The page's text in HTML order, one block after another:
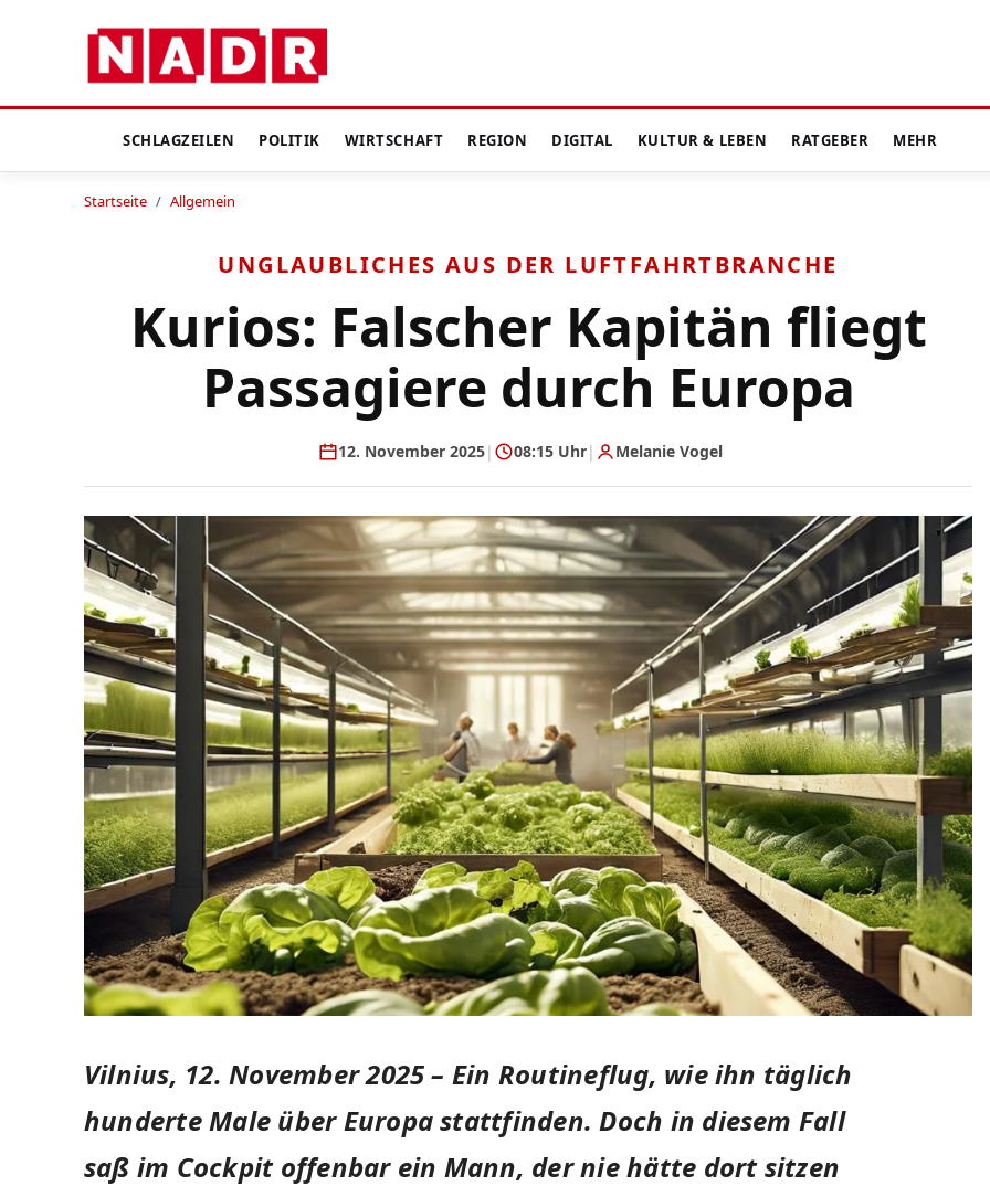
SCHLAGZEILEN POLITIK WIRTSCHAFT REGION DIGITAL KULTUR & LEBEN RATGEBER MEHR
Startseite / Allgemein
UNGLAUBLICHES AUS DER LUFTFAHRTBRANCHE
Kurios: Falscher Kapitän fliegt
Passagiere durch Europa
12. November 2025| 08:15 Uhr| Melanie Vogel
Vilnius, 12. November 2025 – Ein Routineflug, wie ihn täglich
hunderte Male über Europa stattfinden. Doch in diesem Fall
saß im Cockpit offenbar ein Mann, der nie hätte dort sitzen